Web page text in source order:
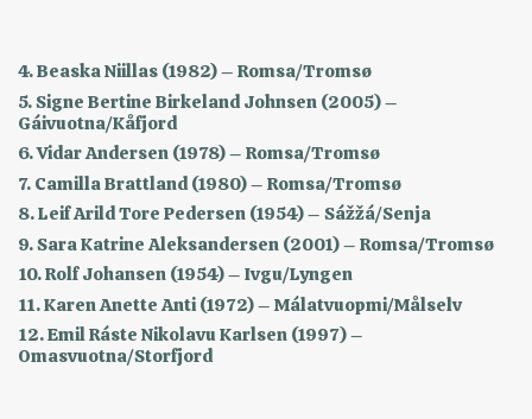
4. Beaska Niillas (1982) – Romsa/Tromsø
5. Signe Bertine Birkeland Johnsen (2005) –
Gáivuotna/Kåfjord
6. Vidar Andersen (1978) – Romsa/Tromsø
7. Camilla Brattland (1980) – Romsa/Tromsø
8. Leif Arild Tore Pedersen (1954) – Sážžá/Senja
9. Sara Katrine Aleksandersen (2001) – Romsa/Tromsø
10. Rolf Johansen (1954) – Ivgu/Lyngen
11. Karen Anette Anti (1972) – Málatvuopmi/Målselv
12. Emil Ráste Nikolavu Karlsen (1997) –
Omasvuotna/Storfjord